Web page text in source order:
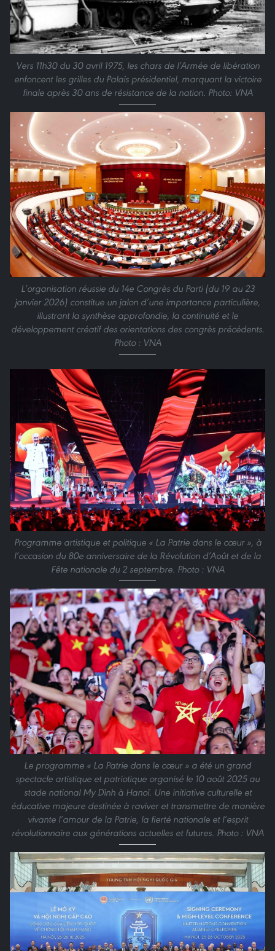
Vers 11h30 du 30 avril 1975, les chars de l’Armée de libération
enfoncent les grilles du Palais présidentiel, marquant la victoire
finale après 30 ans de résistance de la nation. Photo: VNA
L’organisation réussie du 14e Congrès du Parti (du 19 au 23
janvier 2026) constitue un jalon d’une importance particulière,
illustrant la synthèse approfondie, la continuité et le
développement créatif des orientations des congrès précédents.
Photo : VNA
Programme artistique et politique « La Patrie dans le cœur », à
l’occasion du 80e anniversaire de la Révolution d’Août et de la
Fête nationale du 2 septembre. Photo : VNA
Le programme « La Patrie dans le cœur » a été un grand
spectacle artistique et patriotique organisé le 10 août 2025 au
stade national My Dình à Hanoï. Une initiative culturelle et
éducative majeure destinée à raviver et transmettre de manière
vivante l’amour de la Patrie, la fierté nationale et l’esprit
révolutionnaire aux générations actuelles et futures. Photo : VNA